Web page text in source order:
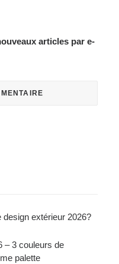
articles par e-
design extérieur 2026?
– 3 couleurs de
palette